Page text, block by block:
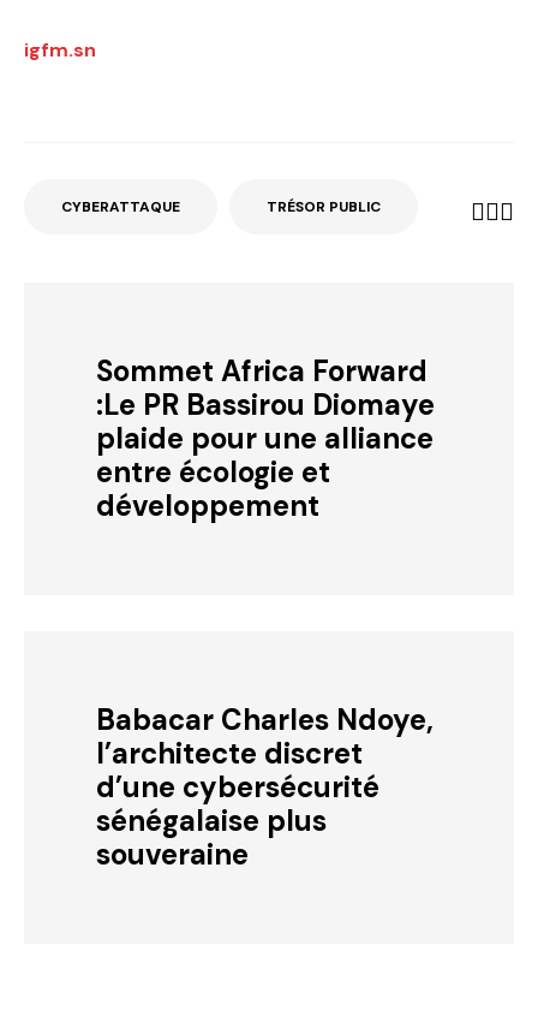
igfm.sn
CYBERATTAQUE TRÉSOR PUBLIC
Sommet Africa Forward
:Le PR Bassirou Diomaye
plaide pour une alliance
entre écologie et
développement
Babacar Charles Ndoye,
l’architecte discret
d’une cybersécurité
sénégalaise plus
souveraine